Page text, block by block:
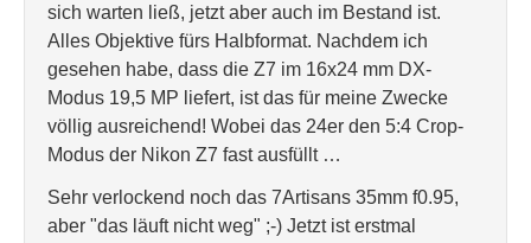
sich warten ließ, jetzt aber auch im Bestand ist.
Alles Objektive fürs Halbformat. Nachdem ich
gesehen habe, dass die Z7 im 16x24 mm DX-
Modus 19,5 MP liefert, ist das für meine Zwecke
völlig ausreichend! Wobei das 24er den 5:4 Crop-
Modus der Nikon Z7 fast ausfüllt …
Sehr verlockend noch das 7Artisans 35mm f0.95,
aber "das läuft nicht weg" ;-) Jetzt ist erstmal